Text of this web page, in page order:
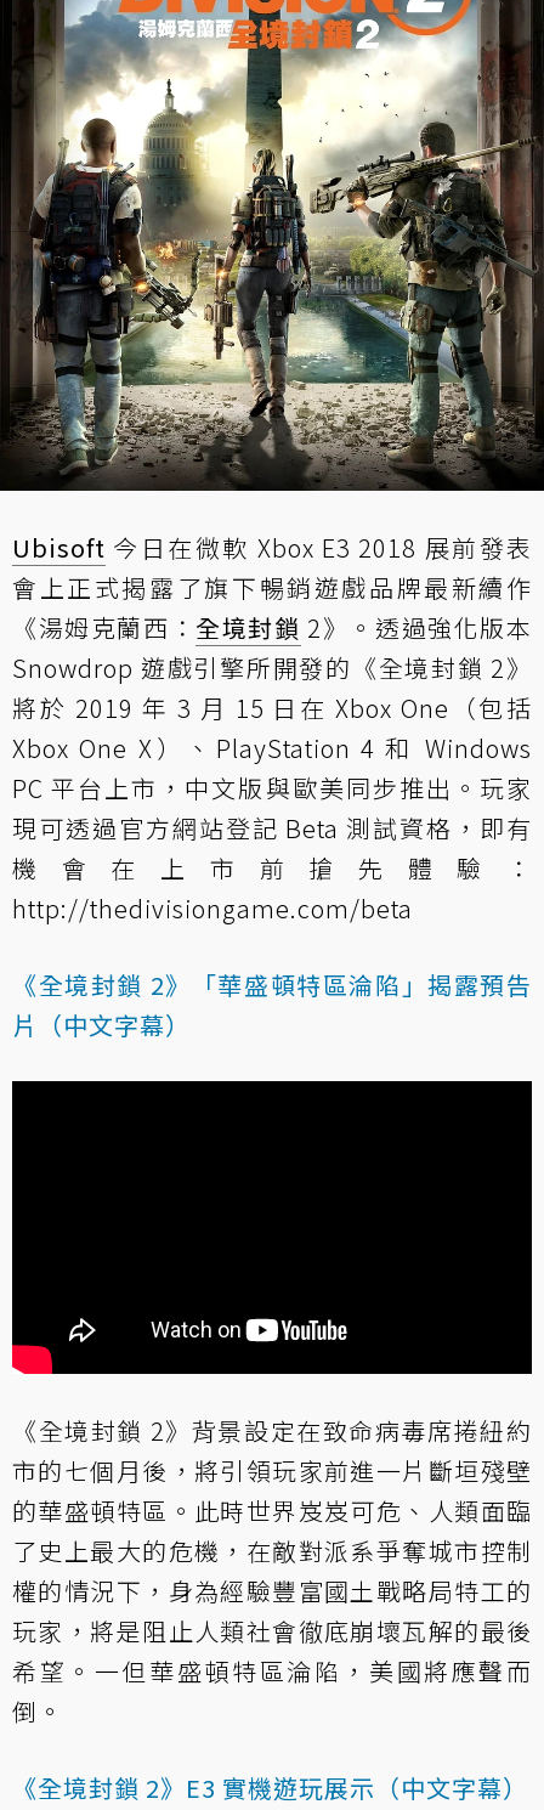
Ubisoft 今日在微軟 Xbox E3 2018 展前發表
會上正式揭露了旗下暢銷遊戲品牌最新續作
《湯姆克蘭西： 全境封鎖 2》。透過強化版本
Snowdrop 遊戲引擎所開發的《全境封鎖 2》
將於 2019 年 3 月 15 日在 Xbox One（包括
Xbox One X）、PlayStation 4 和 Windows
PC 平台上市，中文版與歐美同步推出。玩家
現可透過官方網站登記 Beta 測試資格，即有
機會在上市前搶先體驗：
http://thedivisiongame.com/beta
《全境封鎖 2》「華盛頓特區淪陷」揭露預告
片（中文字幕）
《全境封鎖 2》背景設定在致命病毒席捲紐約
市的七個月後，將引領玩家前進一片斷垣殘壁
的華盛頓特區。此時世界岌岌可危、人類面臨
了史上最大的危機，在敵對派系爭奪城市控制
權的情況下，身為經驗豐富國土戰略局特工的
玩家，將是阻止人類社會徹底崩壞瓦解的最後
希望。一但華盛頓特區淪陷，美國將應聲而
倒。
《全境封鎖 2》E3 實機遊玩展示（中文字幕）